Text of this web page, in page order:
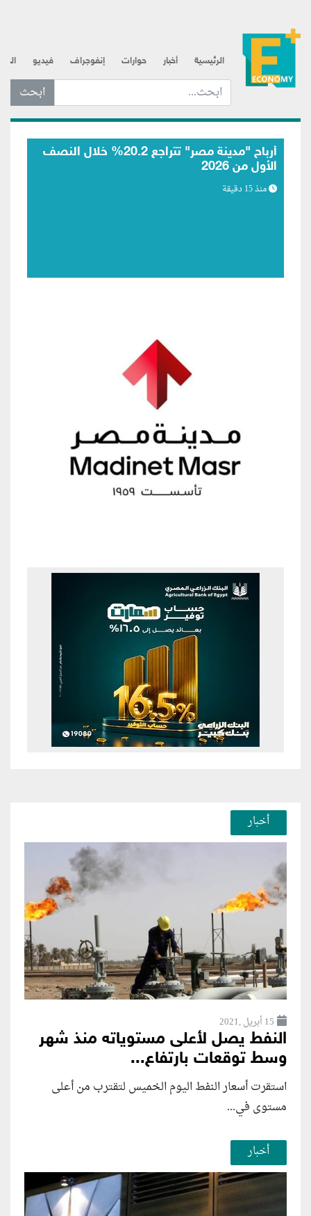
الرئيسية أخبار حوارات إنفوجراف فيديو
ابحث عن... :
"الطاقة" السعودية: السيطرة على حريق في
منشأة نفطية تابعة لـ"أرامكو" بجازان
منذ 46 دقيقة
أخبار
15 أبريل ,2021
النفط يصل لأعلى مستوياته منذ شهر
وسط توقعات بارتفاع...
استقرت أسعار النفط اليوم الخميس لتقترب من أعلى
مستوى في...
أخبار